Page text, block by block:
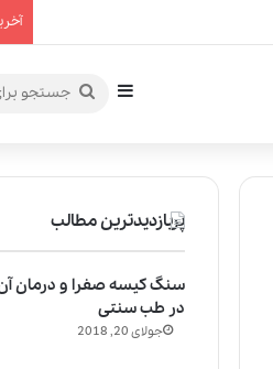
سایدبارجستجو
پربازدیدترین مطالب
سنگ کیسه صفرا و درمان
در طب سنتی
جولای 20, 2018